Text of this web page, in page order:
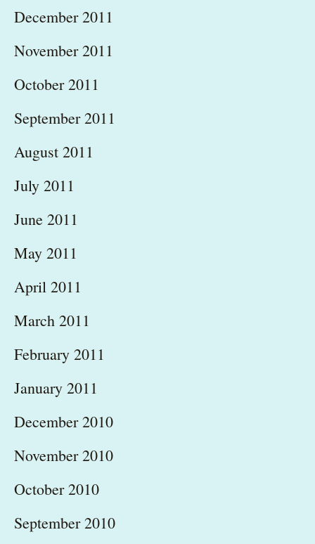
December 2011
November 2011
October 2011
September 2011
August 2011
July 2011
June 2011
May 2011
April 2011
March 2011
February 2011
January 2011
December 2010
November 2010
October 2010
September 2010